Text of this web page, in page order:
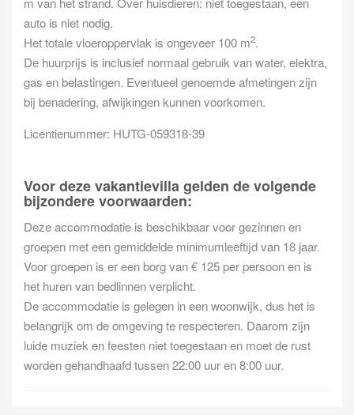
auto is niet nodig.
Het totale vloeroppervlak is ongeveer 100 m2.
De huurprijs is inclusief normaal gebruik van water, elektra,
gas en belastingen. Eventueel genoemde afmetingen zijn
bij benadering, afwijkingen kunnen voorkomen.
Licentienummer: HUTG-059318-39
Voor deze vakantievilla gelden de volgende
bijzondere voorwaarden:
Deze accommodatie is beschikbaar voor gezinnen en
groepen met een gemiddelde minimumleeftijd van 18 jaar.
Voor groepen is er een borg van € 125 per persoon en is
het huren van bedlinnen verplicht.
De accommodatie is gelegen in een woonwijk, dus het is
belangrijk om de omgeving te respecteren. Daarom zijn
luide muziek en feesten niet toegestaan en moet de rust
worden gehandhaafd tussen 22:00 uur en 8:00 uur.